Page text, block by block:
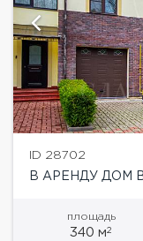
ID 28702
В АРЕНДУ ДОМ
площадь
340 м2